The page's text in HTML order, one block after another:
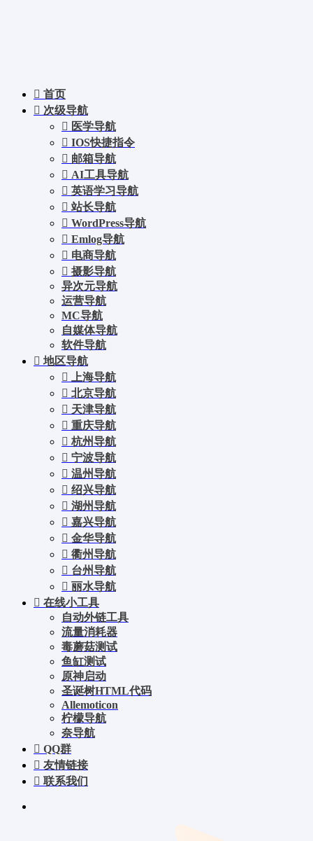
首页
次级导航
医学导航
IOS快捷指令
邮箱导航
AI工具导航
英语学习导航
站长导航
WordPress导航
Emlog导航
电商导航
摄影导航
异次元导航
运营导航
MC导航
自媒体导航
软件导航
地区导航
上海导航
北京导航
天津导航
重庆导航
杭州导航
宁波导航
温州导航
绍兴导航
湖州导航
嘉兴导航
金华导航
衢州导航
台州导航
丽水导航
在线小工具
自动外链工具
流量消耗器
毒蘑菇测试
鱼缸测试
原神启动
圣诞树HTML代码
Allemoticon
柠檬导航
奈导航
QQ群
友情链接
联系我们